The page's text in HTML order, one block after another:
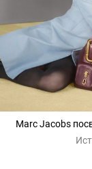
Marc Jacobs